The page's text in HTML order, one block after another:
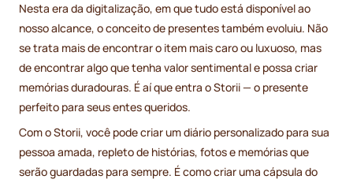
Nesta era da digitalização, em que tudo está disponível ao
nosso alcance, o conceito de presentes também evoluiu. Não
se trata mais de encontrar o item mais caro ou luxuoso, mas
de encontrar algo que tenha valor sentimental e possa criar
memórias duradouras. É aí que entra o Storii — o presente
perfeito para seus entes queridos.
Com o Storii, você pode criar um diário personalizado para sua
pessoa amada, repleto de histórias, fotos e memórias que
serão guardadas para sempre. É como criar uma cápsula do